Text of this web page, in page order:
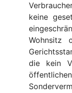
keine
Wohnsitz
die kein